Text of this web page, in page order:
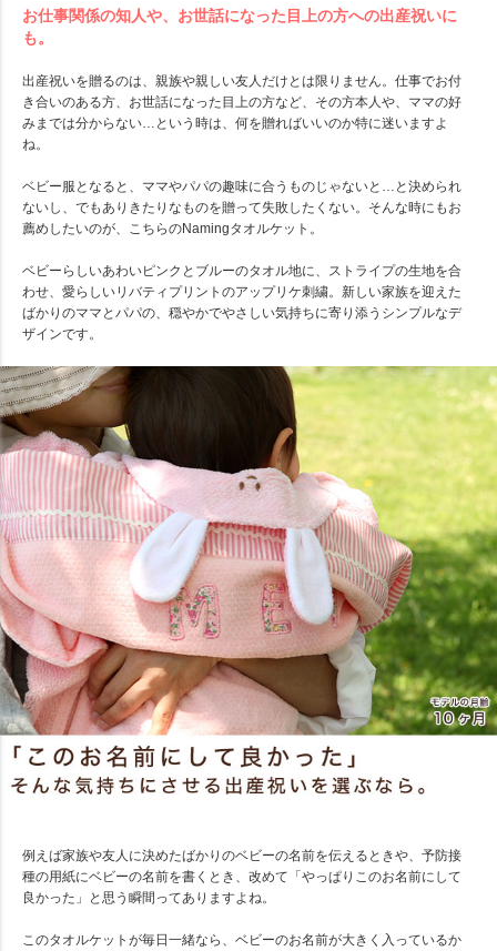
お仕事関係の知人や、お世話になった目上の方への出産祝いに
も。
出産祝いを贈るのは、親族や親しい友人だけとは限りません。仕事でお付
き合いのある方、お世話になった目上の方など、その方本人や、ママの好
みまでは分からない…という時は、何を贈ればいいのか特に迷いますよ
ね。
ベビー服となると、ママやパパの趣味に合うものじゃないと…と決められ
ないし、でもありきたりなものを贈って失敗したくない。そんな時にもお
薦めしたいのが、こちらのNamingタオルケット。
ベビーらしいあわいピンクとブルーのタオル地に、ストライプの生地を合
わせ、愛らしいリバティプリントのアップリケ刺繍。新しい家族を迎えた
ばかりのママとパパの、穏やかでやさしい気持ちに寄り添うシンプルなデ
ザインです。
例えば家族や友人に決めたばかりのベビーの名前を伝えるときや、予防接
種の用紙にベビーの名前を書くとき、改めて「やっぱりこのお名前にして
良かった」と思う瞬間ってありますよね。
このタオルケットが毎日一緒なら、ベビーのお名前が大きく入っているか